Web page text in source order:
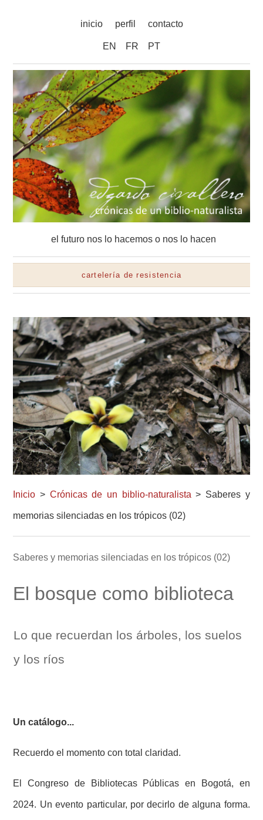
inicio perfil contacto
EN FR PT
el futuro nos lo hacemos o nos lo hacen
cartelería de resistencia
Inicio > Crónicas de un biblio-naturalista > Saberes y
memorias silenciadas en los trópicos (02)
Saberes y memorias silenciadas en los trópicos (02)
El bosque como biblioteca
Lo que recuerdan los árboles, los suelos
y los ríos
Un catálogo...
Recuerdo el momento con total claridad.
El Congreso de Bibliotecas Públicas en Bogotá, en
2024. Un evento particular, por decirlo de alguna forma.